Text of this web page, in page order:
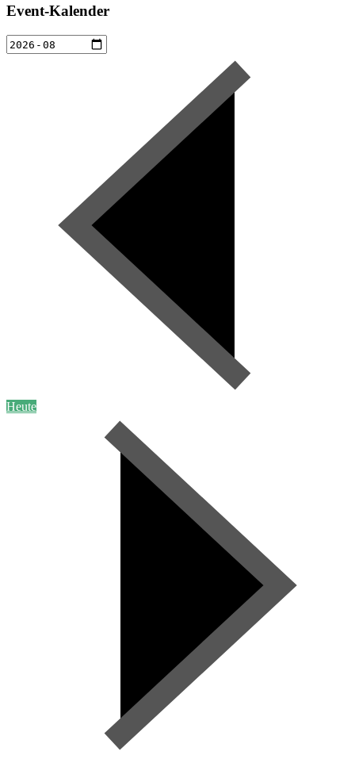
Event-Kalender
Heute